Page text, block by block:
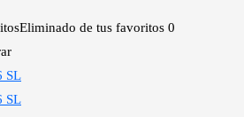
Eliminado de tus favoritos 0